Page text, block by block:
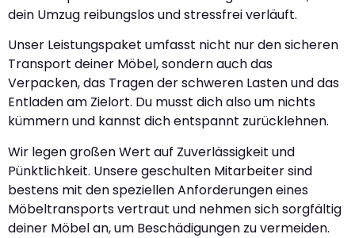
dein Umzug reibungslos und stressfrei verläuft.
Unser Leistungspaket umfasst nicht nur den sicheren
Transport deiner Möbel, sondern auch das
Verpacken, das Tragen der schweren Lasten und das
Entladen am Zielort. Du musst dich also um nichts
kümmern und kannst dich entspannt zurücklehnen.
Wir legen großen Wert auf Zuverlässigkeit und
Pünktlichkeit. Unsere geschulten Mitarbeiter sind
bestens mit den speziellen Anforderungen eines
Möbeltransports vertraut und nehmen sich sorgfältig
deiner Möbel an, um Beschädigungen zu vermeiden.